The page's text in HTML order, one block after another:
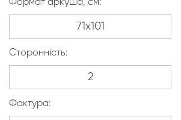
Формат аркуша, см:
Сторонність:
Фактура: